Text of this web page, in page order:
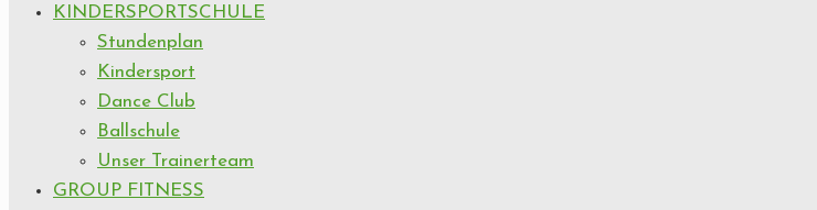
KINDERSPORTSCHULE
Stundenplan
Kindersport
Dance Club
Ballschule
Unser Trainerteam
GROUP FITNESS